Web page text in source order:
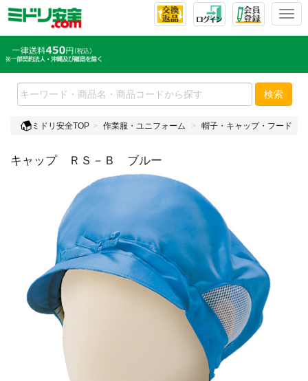
T
l
e
n
v
検索
ミドリ安全TOP 作業服・ユニフォーム 帽子・キャップ・フード
キャップ ＲＳ－Ｂ ブルー